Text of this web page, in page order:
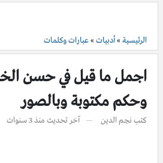
الرئيسية »أدبيات »عبارات وكلمات
اجمل ما قيل في حسن
وحكم مكتوبة وبالصور
كتب نجم الدين آخر تحديث منذ 3 سنوات